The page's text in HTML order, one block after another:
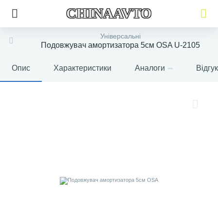
CHINAAVTO
Універсальні
Подовжувач амортизатора 5см OSA U-2105
Опис Характеристики Аналоги